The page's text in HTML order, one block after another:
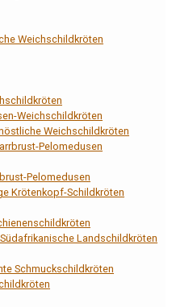
Weichschildkröten
Weichschildkröten
Weichschildkröten
Pelomedusen
Pelomedusen
Krötenkopf-Schildkröten
Landschildkröten
Schmuckschildkröten